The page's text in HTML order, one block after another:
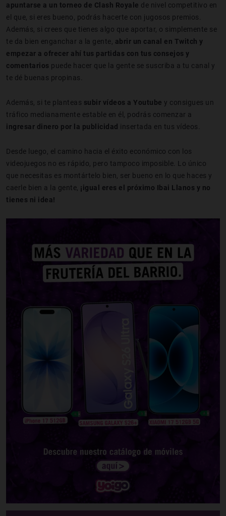
apuntarse a un torneo de Clash Royale de nivel competitivo en
el que, si eres bueno, podrás hacerte con jugosos premios.
Además, si crees que tienes algo que aportar, o simplemente se
te da bien enganchar a la gente, abrir un canal en Twitch y
empezar a ofrecer ahí tus partidas con tus consejos y
comentarios puede hacer que la gente se suscriba a tu canal y
te dé buenas propinas.
Además, si te planteas subir vídeos a Youtube y consigues un
tráfico medianamente estable en él, podrás comenzar a
ingresar dinero por la publicidad insertada en tus vídeos.
Desde luego, el camino hacia el éxito económico con los
videojuegos no es rápido, pero tampoco imposible. Lo único
que necesitas es montártelo bien, ser bueno en lo que haces y
caerle bien a la gente, ¡igual eres el próximo Ibai Llanos y no
tienes ni idea!